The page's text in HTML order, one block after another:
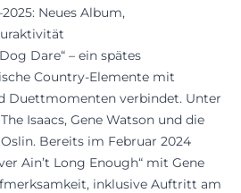
Neues Album,
Dare“ – ein spätes
Country-Elemente mit
Duettmomenten verbindet. Unter
Isaacs, Gene Watson und die
Bereits im Februar 2024
Ain’t Long Enough“ mit Gene
inklusive Auftritt am